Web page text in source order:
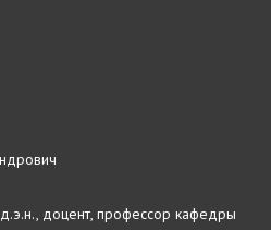
доцент, профессор кафедры